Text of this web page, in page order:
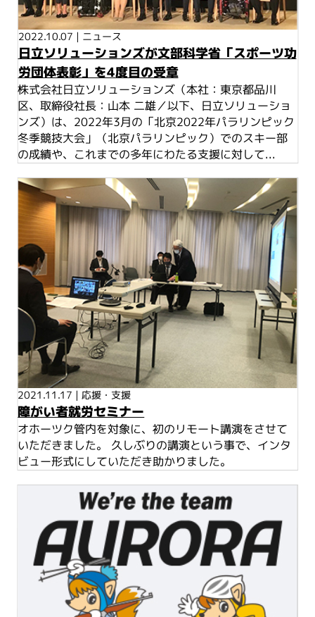
2022.10.07 | ニュース
日立ソリューションズが文部科学省「スポーツ功
労団体表彰」を4度目の受章
株式会社日立ソリューションズ（本社：東京都品川
区、取締役社長：山本 二雄／以下、日立ソリューショ
ンズ）は、2022年3月の「北京2022年パラリンピック
冬季競技大会」（北京パラリンピック）でのスキー部
の成績や、これまでの多年にわたる支援に対して...
2021.11.17 | 応援・支援
障がい者就労セミナー
オホーツク管内を対象に、初のリモート講演をさせて
いただきました。 久しぶりの講演という事で、インタ
ビュー形式にしていただき助かりました。